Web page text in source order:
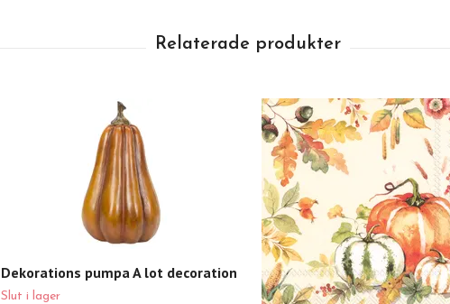
Dekorations pumpa A lot decoration
Slut i lager